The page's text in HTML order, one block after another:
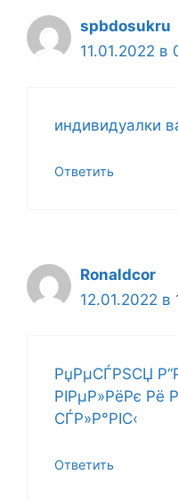
spbdosukru
11.01.2022 в
индивидуалки
Ответить
Ronaldcor
12.01.2022 в
РџРµСЃРЅСЏ
РІРµР»РёРє Рё
СЃР»Р°РІС‹
Ответить